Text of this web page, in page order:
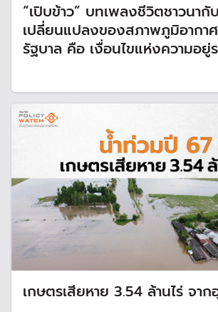
“เปิบข้าว” บทเพลงชีวิตชาวนากั
เปลี่ยนแปลงของสภาพภูมิอากา
รัฐบาล คือ เงื่อนไขแห่งความอยู่
เกษตรเสียหาย 3.54 ล้านไร่ จา